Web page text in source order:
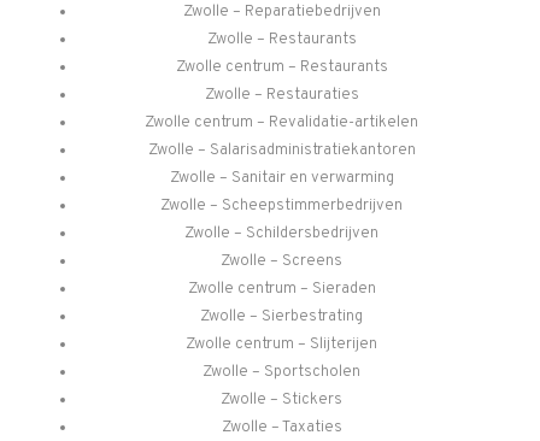
Zwolle – Reparatiebedrijven
Zwolle – Restaurants
Zwolle centrum – Restaurants
Zwolle – Restauraties
Zwolle centrum – Revalidatie-artikelen
Zwolle – Salarisadministratiekantoren
Zwolle – Sanitair en verwarming
Zwolle – Scheepstimmerbedrijven
Zwolle – Schildersbedrijven
Zwolle – Screens
Zwolle centrum – Sieraden
Zwolle – Sierbestrating
Zwolle centrum – Slijterijen
Zwolle – Sportscholen
Zwolle – Stickers
Zwolle – Taxaties